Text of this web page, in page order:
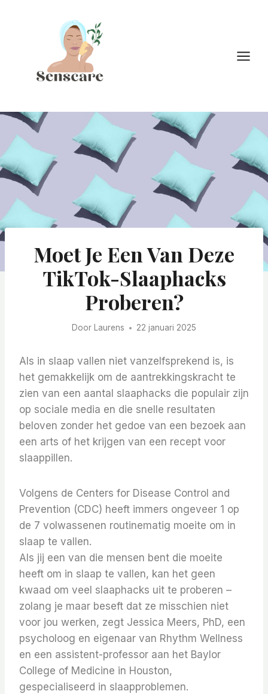
Moet Je Een Van Deze
TikTok-Slaaphacks
Proberen?
Door Laurens 22 januari 2025
Als in slaap vallen niet vanzelfsprekend is, is
het gemakkelijk om de aantrekkingskracht te
zien van een aantal slaaphacks die populair zijn
op sociale media en die snelle resultaten
beloven zonder het gedoe van een bezoek aan
een arts of het krijgen van een recept voor
slaappillen.
Volgens de Centers for Disease Control and
Prevention (CDC) heeft immers ongeveer 1 op
de 7 volwassenen routinematig moeite om in
slaap te vallen.
Als jij een van die mensen bent die moeite
heeft om in slaap te vallen, kan het geen
kwaad om veel slaaphacks uit te proberen –
zolang je maar beseft dat ze misschien niet
voor jou werken, zegt Jessica Meers, PhD, een
psycholoog en eigenaar van Rhythm Wellness
en een assistent-professor aan het Baylor
College of Medicine in Houston,
gespecialiseerd in slaapproblemen.